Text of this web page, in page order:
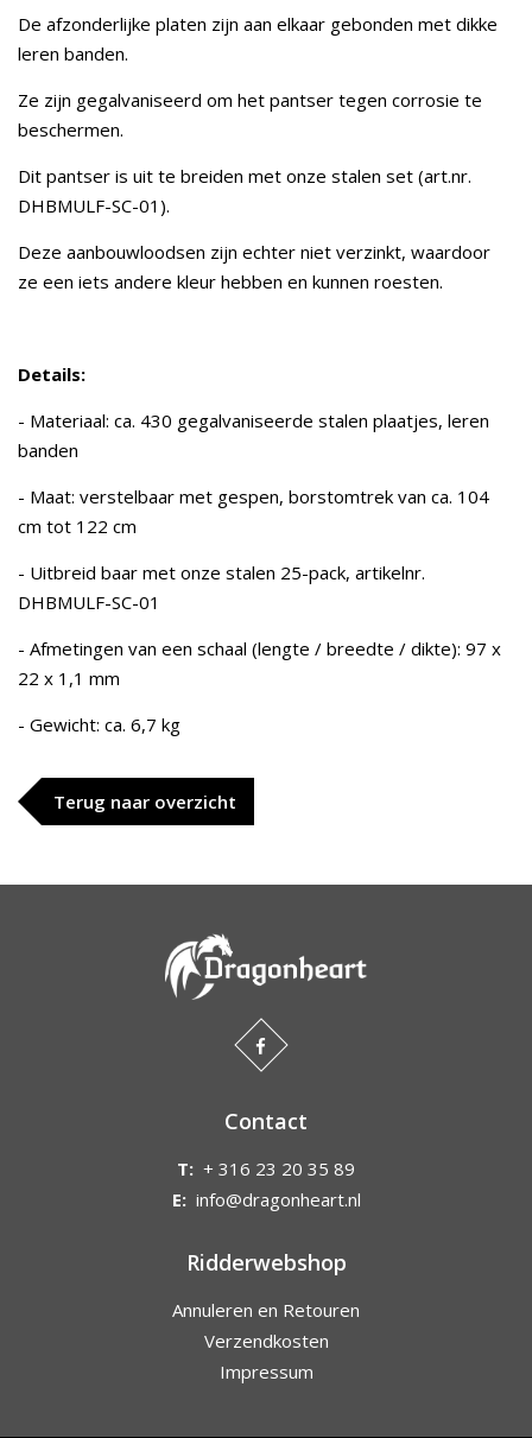
De afzonderlijke platen zijn aan elkaar gebonden met dikke
leren banden.
Ze zijn gegalvaniseerd om het pantser tegen corrosie te
beschermen.
Dit pantser is uit te breiden met onze stalen set (art.nr.
DHBMULF-SC-01).
Deze aanbouwloodsen zijn echter niet verzinkt, waardoor
ze een iets andere kleur hebben en kunnen roesten.
Details:
- Materiaal: ca. 430 gegalvaniseerde stalen plaatjes, leren
banden
- Maat: verstelbaar met gespen, borstomtrek van ca. 104
cm tot 122 cm
- Uitbreid baar met onze stalen 25-pack, artikelnr.
DHBMULF-SC-01
- Afmetingen van een schaal (lengte / breedte / dikte): 97 x
22 x 1,1 mm
- Gewicht: ca. 6,7 kg
Terug naar overzicht
Contact
T: + 316 23 20 35 89
E: info@dragonheart.nl
Ridderwebshop
Annuleren en Retouren
Verzendkosten
Impressum